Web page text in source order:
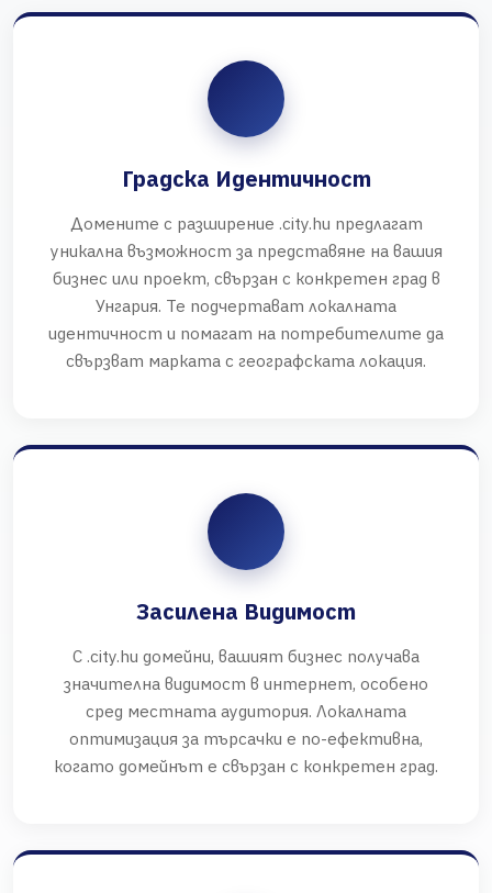
Градска Идентичност
Домените с разширение .city.hu предлагат
уникална възможност за представяне на вашия
бизнес или проект, свързан с конкретен град в
Унгария. Те подчертават локалната
идентичност и помагат на потребителите да
свързват марката с географската локация.
Засилена Видимост
С .city.hu домейни, вашият бизнес получава
значителна видимост в интернет, особено
сред местната аудитория. Локалната
оптимизация за търсачки е по-ефективна,
когато домейнът е свързан с конкретен град.